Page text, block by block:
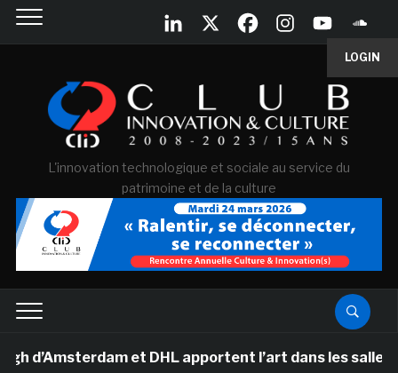
LOGIN
L'innovation technologique et sociale au service du
patrimoine et de la culture
et DHL apportent l’art dans les salles de